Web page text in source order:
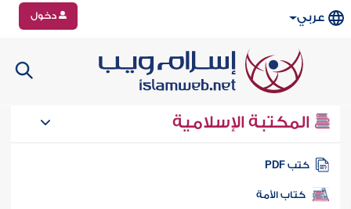
عربي دخول
المكتبة الإسلامية
كتب PDF